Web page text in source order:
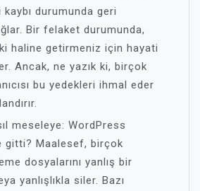
durumunda geri
Bir felaket durumunda,
haline getirmeniz için hayati
Ancak, ne yazık ki, birçok
bu yedekleri ihmal eder
meseleye: WordPress
gitti? Maalesef, birçok
dosyalarını yanlış bir
yanlışlıkla siler. Bazı